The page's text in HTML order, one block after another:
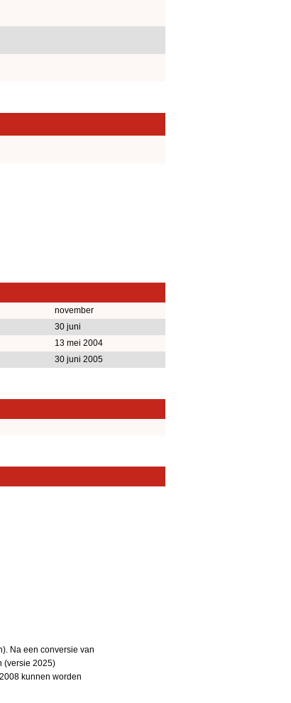
november
30 juni
13 mei 2004
30 juni 2005
Na een conversie van
(versie 2025)
kunnen worden